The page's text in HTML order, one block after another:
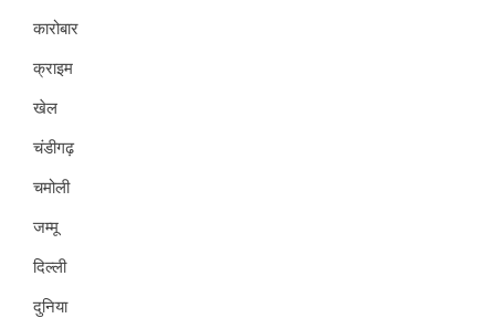
कारोबार
क्राइम
खेल
चंडीगढ़
चमोली
जम्मू
दिल्ली
दुनिया